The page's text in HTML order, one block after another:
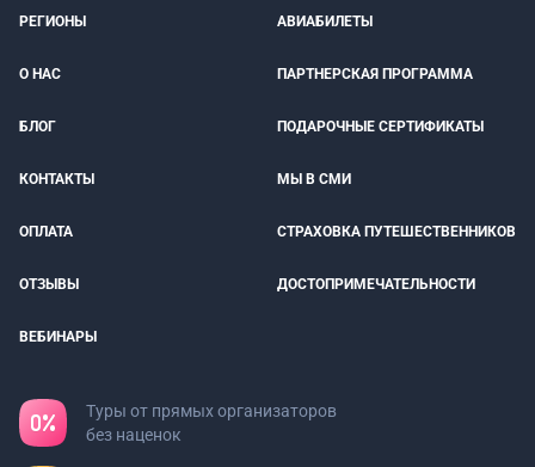
РЕГИОНЫ АВИАБИЛЕТЫ
О НАС ПАРТНЕРСКАЯ ПРОГРАММА
БЛОГ ПОДАРОЧНЫЕ СЕРТИФИКАТЫ
КОНТАКТЫ МЫ В СМИ
ОПЛАТА СТРАХОВКА ПУТЕШЕСТВЕННИКОВ
ОТЗЫВЫ ДОСТОПРИМЕЧАТЕЛЬНОСТИ
ВЕБИНАРЫ
Туры от прямых организаторов
без наценок